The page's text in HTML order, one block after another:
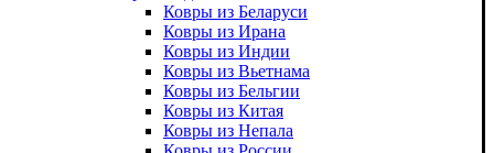
Ковры из Беларуси
Ковры из Ирана
Ковры из Индии
Ковры из Вьетнама
Ковры из Бельгии
Ковры из Китая
Ковры из Непала